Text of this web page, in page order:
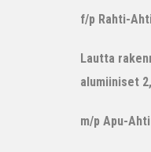
f/p Rahti-Ahti
Lautta
alumiiniset
m/p Apu-Ahti